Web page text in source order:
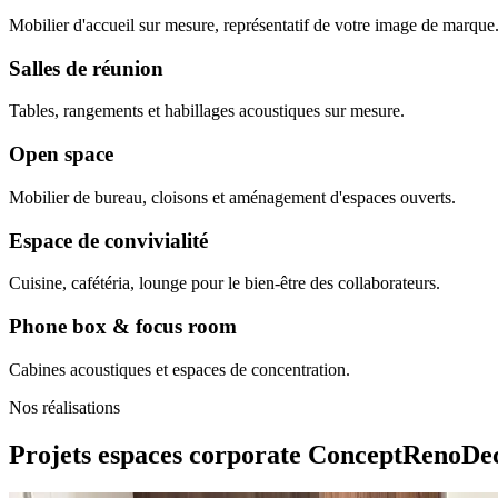
Mobilier d'accueil sur mesure, représentatif de votre image de marque.
Salles de réunion
Tables, rangements et habillages acoustiques sur mesure.
Open space
Mobilier de bureau, cloisons et aménagement d'espaces ouverts.
Espace de convivialité
Cuisine, cafétéria, lounge pour le bien-être des collaborateurs.
Phone box & focus room
Cabines acoustiques et espaces de concentration.
Nos réalisations
Projets espaces corporate